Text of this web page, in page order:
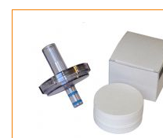
Výrobce: 3A HEALTH
Balení: model h)
Dostupnost: zboží je